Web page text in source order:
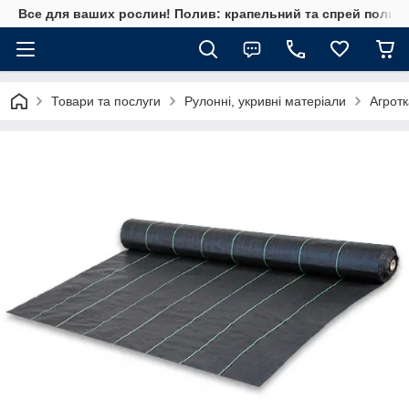
Все для ваших рослин! Полив: крапельний та спрей полив,
Товари та послуги Рулонні, укривні матеріали